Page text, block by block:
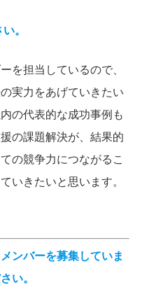
。
を担当しているので、
実力をあげていきたい
の代表的な成功事例も
の課題解決が、結果的
の競争力につながるこ
いきたいと思います。
ンバーを募集していま
い。